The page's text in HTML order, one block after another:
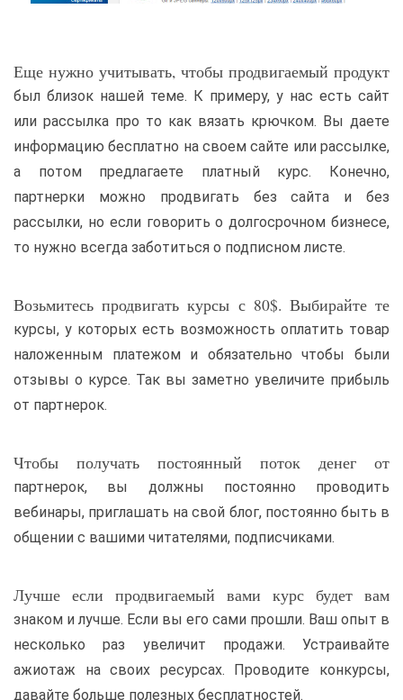
Еще нужно учитывать, чтобы продвигаемый продукт
был близок нашей теме. К примеру, у нас есть сайт
или рассылка про то как вязать крючком. Вы даете
информацию бесплатно на своем сайте или рассылке,
а потом предлагаете платный курс. Конечно,
партнерки можно продвигать без сайта и без
рассылки, но если говорить о долгосрочном бизнесе,
то нужно всегда заботиться о подписном листе.
Возьмитесь продвигать курсы с 80$. Выбирайте те
курсы, у которых есть возможность оплатить товар
наложенным платежом и обязательно чтобы были
отзывы о курсе. Так вы заметно увеличите прибыль
от партнерок.
Чтобы получать постоянный поток денег от
партнерок, вы должны постоянно проводить
вебинары, приглашать на свой блог, постоянно быть в
общении с вашими читателями, подписчиками.
Лучше если продвигаемый вами курс будет вам
знаком и лучше. Если вы его сами прошли. Ваш опыт в
несколько раз увеличит продажи. Устраивайте
ажиотаж на своих ресурсах. Проводите конкурсы,
давайте больше полезных бесплатностей.